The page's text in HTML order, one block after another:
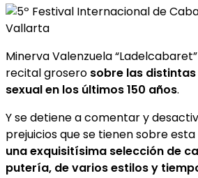
Minerva Valenzuela
recital grosero sobre las
sexual en los últimos 150 años.
Y se detiene a comentar y
prejuicios que se tienen sobre
una exquisitísima selección de
putería, de varios estilos y